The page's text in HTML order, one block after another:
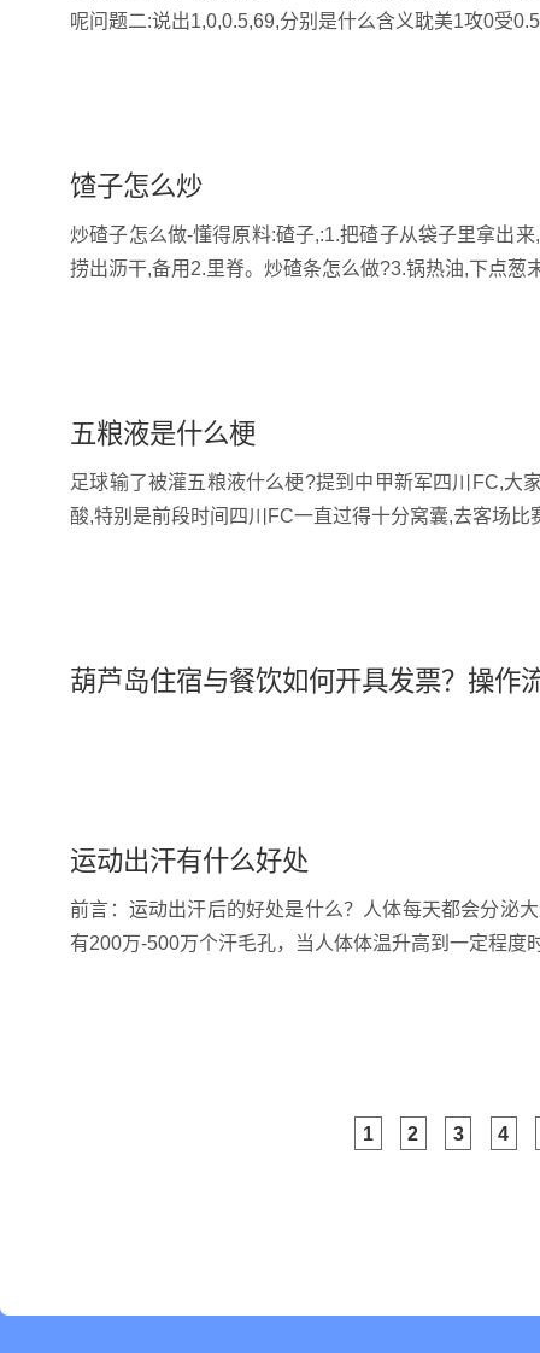
呢问题二:说出1,0,0.5,69,分别是什么含义耽美1攻0受
馇子怎么炒
炒碴子怎么做-懂得原料:碴子,:1.把碴子从袋子里拿出
捞出沥干,备用2.里脊。炒碴条怎么做?3.锅热油,下点葱
五粮液是什么梗
足球输了被灌五粮液什么梗?提到中甲新军四川FC,大
酸,特别是前段时间四川FC一直过得十分窝囊,去客场
葫芦岛住宿与餐饮如何开具发票？操作
运动出汗有什么好处
前言：运动出汗后的好处是什么？人体每天都会分泌
有200万-500万个汗毛孔，当人体体温升高到一定程
1 2 3 4